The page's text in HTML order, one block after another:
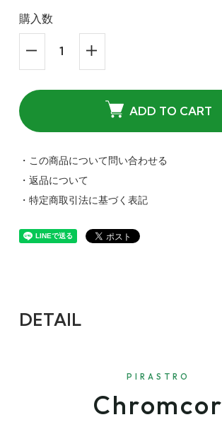
購入数
ADD TO CART
・この商品について問い合わせる
・返品について
・特定商取引法に基づく表記
DETAIL
PIRASTRO
Chromcor